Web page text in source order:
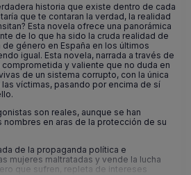
historia que existe dentro de cada
que te contaran la verdad, la realidad
Esta novela ofrece una panorámica
de lo que ha sido la cruda realidad de
género en España en los últimos
igual. Esta novela, narrada a través de
y valiente que no duda en
de un sistema corrupto, con la única
víctimas, pasando por encima de sí
son reales, aunque se han
en aras de la protección de su
de la propaganda política e
mujeres maltratadas y vende la lucha
que sufren, repleta de intereses